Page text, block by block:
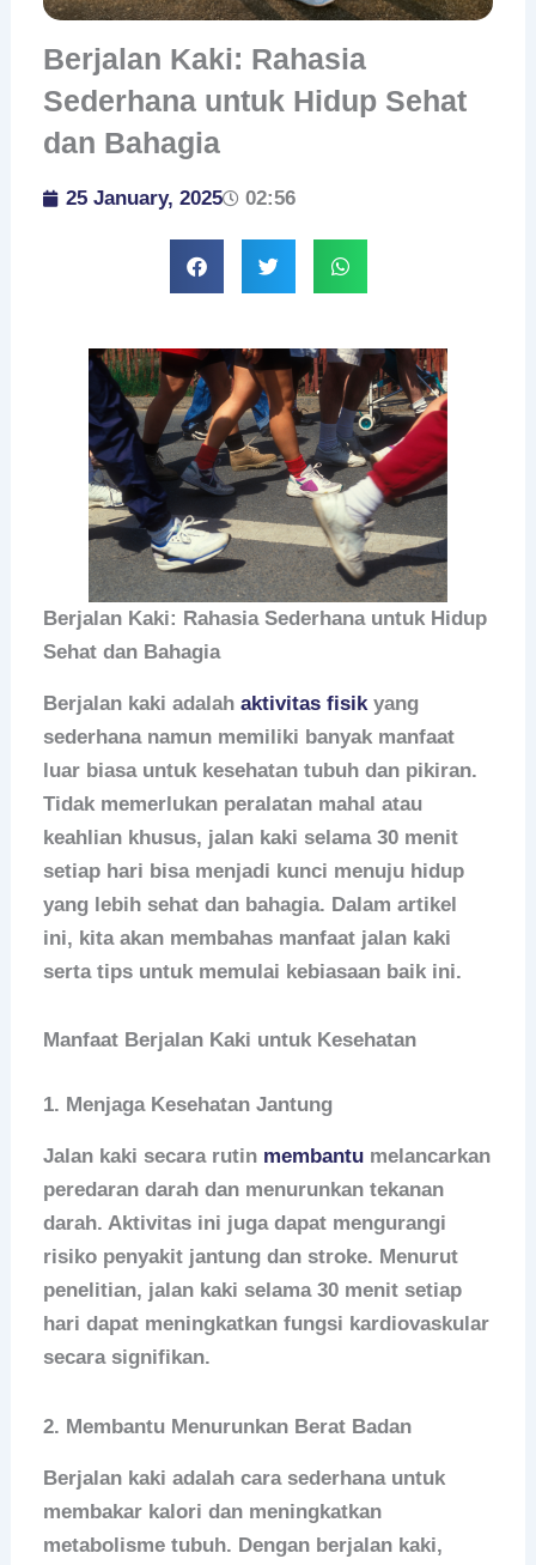
Berjalan Kaki: Rahasia
Sederhana untuk Hidup Sehat
dan Bahagia
25 January, 2025 02:56
Berjalan Kaki: Rahasia Sederhana untuk Hidup
Sehat dan Bahagia
Berjalan kaki adalahaktivitas fisik yang
sederhana namun memiliki banyak manfaat
luar biasa untuk kesehatan tubuh dan pikiran.
Tidak memerlukan peralatan mahal atau
keahlian khusus, jalan kaki selama 30 menit
setiap hari bisa menjadi kunci menuju hidup
yang lebih sehat dan bahagia. Dalam artikel
ini, kita akan membahas manfaat jalan kaki
serta tips untuk memulai kebiasaan baik ini.
Manfaat Berjalan Kaki untuk Kesehatan
1. Menjaga Kesehatan Jantung
Jalan kaki secara rutin membantu melancarkan
peredaran darah dan menurunkan tekanan
darah. Aktivitas ini juga dapat mengurangi
risiko penyakit jantung dan stroke. Menurut
penelitian, jalan kaki selama 30 menit setiap
hari dapat meningkatkan fungsi kardiovaskular
secara signifikan.
2. Membantu Menurunkan Berat Badan
Berjalan kaki adalah cara sederhana untuk
membakar kalori dan meningkatkan
metabolisme tubuh. Dengan berjalan kaki,